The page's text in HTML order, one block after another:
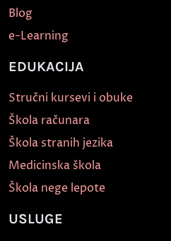
Blog
e-Learning
EDUKACIJA
Stručni kursevi i obuke
Škola računara
Škola stranih jezika
Medicinska škola
Škola nege lepote
USLUGE